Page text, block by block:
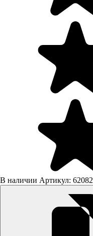
В наличии Артикул: 62082